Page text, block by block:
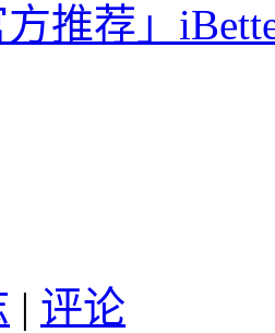
方推荐」
| 评论